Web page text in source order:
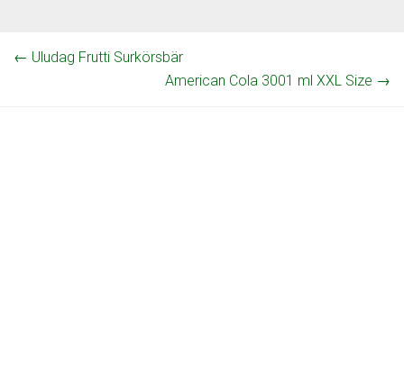
← Uludag Frutti Surkörsbär
American Cola 3001 ml XXL Size →